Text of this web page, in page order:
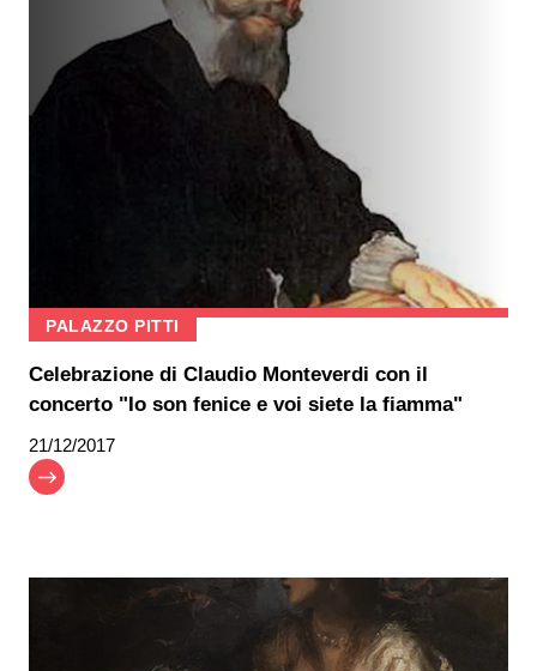
PALAZZO PITTI
Celebrazione di Claudio Monteverdi con il
concerto "Io son fenice e voi siete la fiamma"
21/12/2017